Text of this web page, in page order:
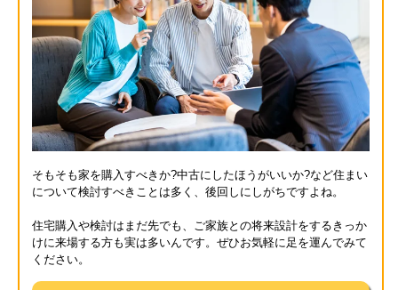
そもそも家を購入すべきか?中古にしたほうがいいか?など住まい
について検討すべきことは多く、後回しにしがちですよね。
住宅購入や検討はまだ先でも、ご家族との将来設計をするきっか
けに来場する方も実は多いんです。ぜひお気軽に足を運んでみて
ください。